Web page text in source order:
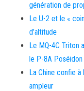
génération de
Le U-2 et le «
d’altitude
Le MQ-4C Triton
le P-8A Poséidon
La Chine confie à
ampleur